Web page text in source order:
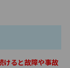
けると故障や事故